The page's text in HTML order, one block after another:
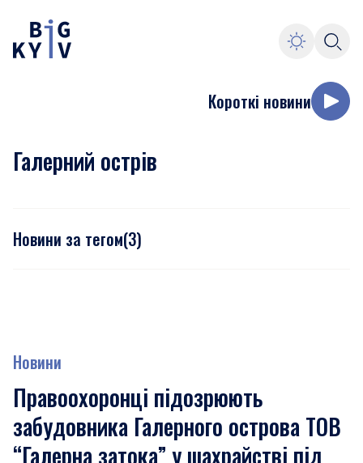
Короткі новини
Галерний острів
Новини за тегом(3)
Новини
Правоохоронці підозрюють
забудовника Галерного острова ТОВ
“Галерна затока” у шахрайстві під